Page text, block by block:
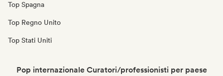
Top Spagna
Top Regno Unito
Top Stati Uniti
Pop internazionale Curatori/professionisti per paese